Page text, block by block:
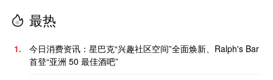
最热
1.
今日消费资讯：星巴克“兴趣社区空间”全面焕新、Ralph's Bar
首登“亚洲 50 最佳酒吧”